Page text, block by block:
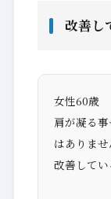
改善し
女性60歳
肩が凝る
はありま
改善してい